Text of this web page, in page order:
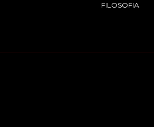
FILOSOFIA